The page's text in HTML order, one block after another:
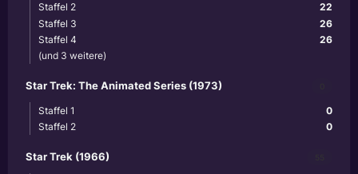
22
Staffel 2
26
Staffel 3
26
Staffel 4
(und 3 weitere)
Star Trek: The Animated Series (1973)
0
Staffel 1
0
Staffel 2
Star Trek (1966)